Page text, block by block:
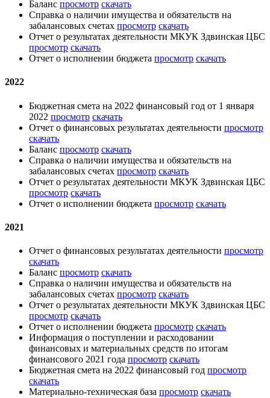
Баланс просмотр скачать
Справка о наличии имущества и обязательств на
забалансовых счетах просмотр скачать
Отчет о результатах деятельности МКУК Здвинская ЦБС
просмотр скачать
Отчет о исполнении бюджета просмотр скачать
2022
Бюджетная смета на 2022 финансовый год от 1 января
2022 просмотр скачать
Отчет о финансовых результатах деятельности просмотр
скачать
Баланс просмотр скачать
Справка о наличии имущества и обязательств на
забалансовых счетах просмотр скачать
Отчет о результатах деятельности МКУК Здвинская ЦБС
просмотр скачать
Отчет о исполнении бюджета просмотр скачать
2021
Отчет о финансовых результатах деятельности просмотр
скачать
Баланс просмотр скачать
Справка о наличии имущества и обязательств на
забалансовых счетах просмотр скачать
Отчет о результатах деятельности МКУК Здвинская ЦБС
просмотр скачать
Отчет о исполнении бюджета просмотр скачать
Информация о поступлении и расходовании
финансовых и материальных средств по итогам
финансового 2021 года просмотр скачать
Бюджетная смета на 2022 финансовый год просмотр
скачать
Материально-техническая база просмотр скачать